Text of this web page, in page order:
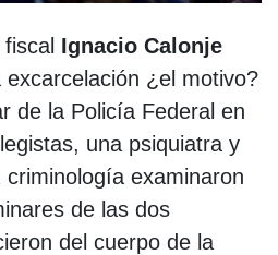
Ignacio Calonje
¿el motivo?
de la Policía Federal en
una psiquiatra y
examinaron
de las dos
del cuerpo de la